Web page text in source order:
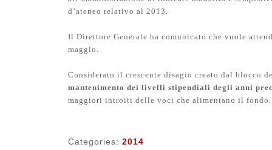
d’ateneo relativo al 2013.
Il Direttore Generale ha comunicato che vuole
maggio.
Considerato il crescente disagio creato dal blocco
mantenimento dei livelli stipendiali degli anni
maggiori introiti delle voci che alimentano il fondo.
Categories: 2014